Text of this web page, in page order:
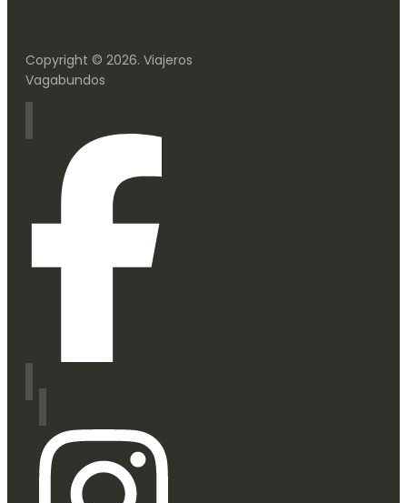
Copyright © 2026. Viajeros
Vagabundos